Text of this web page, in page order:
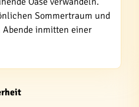
Sommertraum und
inmitten einer